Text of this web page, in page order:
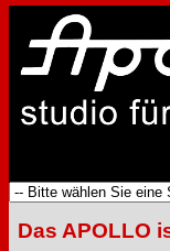
Das APOLLO